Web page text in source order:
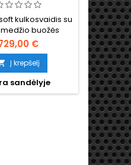
kulkosvaidis su
buožės
€
Į krepšelį
sandėlyje
MP41 -
AEG
imtuvu,
pavarų
hop-
